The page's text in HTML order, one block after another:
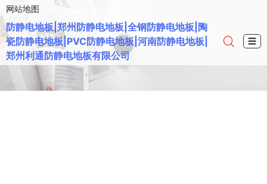
网站地图
防静电地板|郑州防静电地板|全钢防静电地板|陶
瓷防静电地板|PVC防静电地板|河南防静电地板|
郑州利通防静电地板有限公司
☰